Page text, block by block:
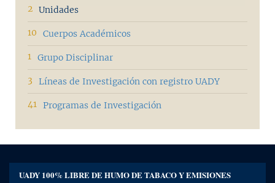
2 Unidades
10 Cuerpos Académicos
1 Grupo Disciplinar
3 Líneas de Investigación con registro UADY
41 Programas de Investigación
UADY 100% LIBRE DE HUMO DE TABACO Y EMISIONES